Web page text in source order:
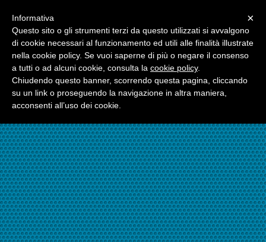
☎324.7403485
×
Informativa
Questo sito o gli strumenti terzi da questo utilizzati si avvalgono
di cookie necessari al funzionamento ed utili alle finalità illustrate
nella cookie policy. Se vuoi saperne di più o negare il consenso
a tutti o ad alcuni cookie, consulta la cookie policy.
Chiudendo questo banner, scorrendo questa pagina, cliccando
su un link o proseguendo la navigazione in altra maniera,
acconsenti all’uso dei cookie.